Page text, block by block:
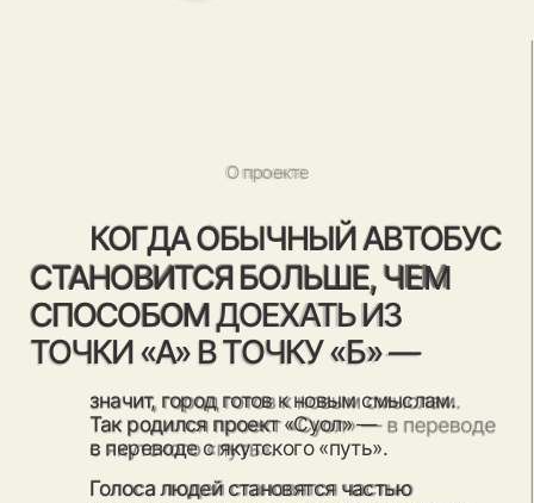
которые позволяют
увидеть город с новой
стороны.
Голоса людей становятся частью
Это аудиогиды, иллюстрации и истории,